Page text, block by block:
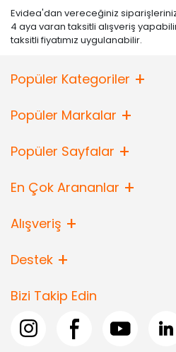
Evidea'dan vereceğiniz
4 aya varan taksitli alışveriş
taksitli fiyatımız uygulanabilir.
Popüler Kategoriler
Popüler Markalar
Popüler Sayfalar
En Çok Arananlar
Alışveriş
Destek
Bizi Takip Edin